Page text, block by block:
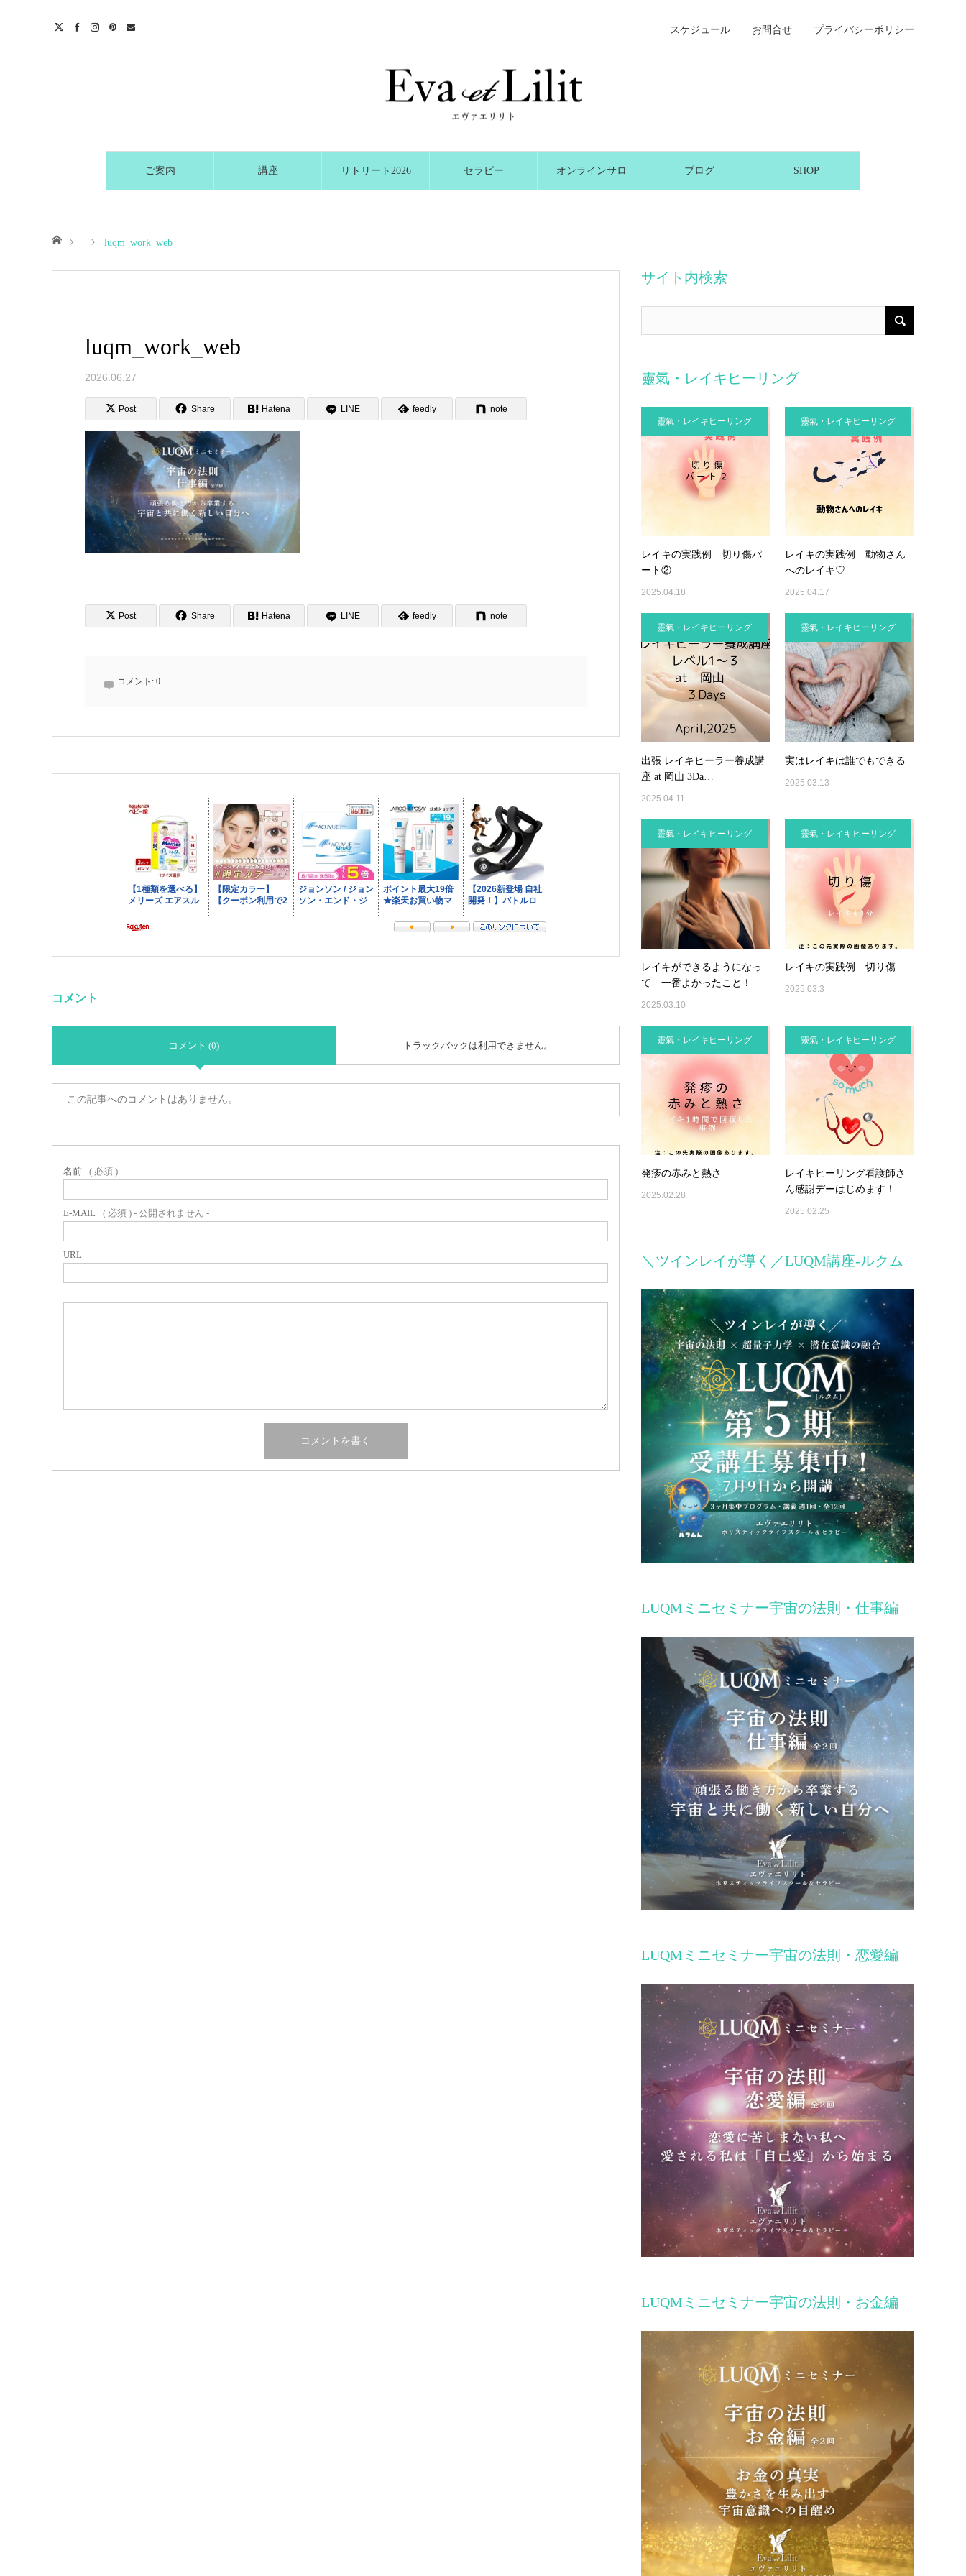
ご案内 講座 リトリート2026 セラピー オンラインサロ ブログ SHOP
スケジュール お問合せ プライバシーポリシー
ホーム luqm_work_web
luqm_work_web
2026.06.27
Post Share Hatena LINE feedly note
Post Share Hatena LINE feedly note
コメント: 0
コメント
コメント (0) トラックバックは利用できません。
この記事へのコメントはありません。
名前 ( 必須 )
E-MAIL ( 必須 ) - 公開されません -
URL
サイト内検索
靈氣・レイキヒーリング
靈氣・レイキヒーリング
レイキの実践例 切り傷パ
ート②
2025.04.18
靈氣・レイキヒーリング
レイキの実践例 動物さん
へのレイキ♡
2025.04.17
靈氣・レイキヒーリング
出張 レイキヒーラー養成講
座 at 岡山 3Da…
2025.04.11
靈氣・レイキヒーリング
実はレイキは誰でもできる
2025.03.13
靈氣・レイキヒーリング
レイキができるようになっ
て 一番よかったこと！
2025.03.10
靈氣・レイキヒーリング
レイキの実践例 切り傷
2025.03.3
靈氣・レイキヒーリング
発疹の赤みと熱さ
2025.02.28
靈氣・レイキヒーリング
レイキヒーリング看護師さ
ん感謝デーはじめます！
2025.02.25
＼ツインレイが導く／LUQM講座-ルクム
LUQMミニセミナー宇宙の法則・仕事編
LUQMミニセミナー宇宙の法則・恋愛編
LUQMミニセミナー宇宙の法則・お金編